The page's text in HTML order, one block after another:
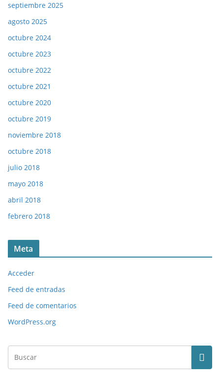
septiembre 2025
agosto 2025
octubre 2024
octubre 2023
octubre 2022
octubre 2021
octubre 2020
octubre 2019
noviembre 2018
octubre 2018
julio 2018
mayo 2018
abril 2018
febrero 2018
Meta
Acceder
Feed de entradas
Feed de comentarios
WordPress.org